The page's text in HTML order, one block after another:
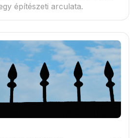
építészeti arculata.